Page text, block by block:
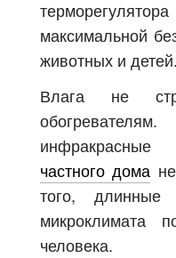
максимальной
животных и детей.
Влага не
частного дома
того,
микроклимата
человека.